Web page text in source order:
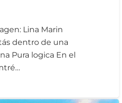
Lina Marin
dentro de una
Pura logica En el